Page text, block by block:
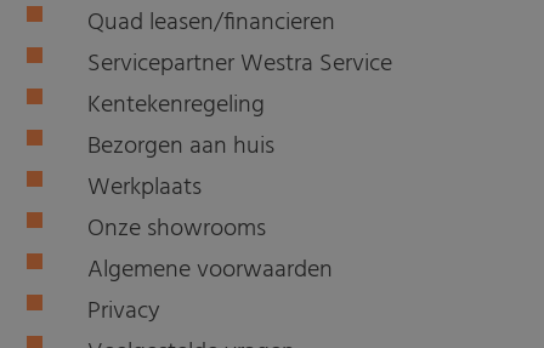
Quad leasen/financieren
Servicepartner Westra Service
Kentekenregeling
Bezorgen aan huis
Werkplaats
Onze showrooms
Algemene voorwaarden
Privacy